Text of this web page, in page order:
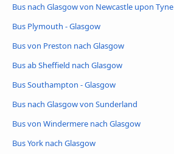
Bus nach Glasgow von Newcastle upon Tyne
Bus Plymouth - Glasgow
Bus von Preston nach Glasgow
Bus ab Sheffield nach Glasgow
Bus Southampton - Glasgow
Bus nach Glasgow von Sunderland
Bus von Windermere nach Glasgow
Bus York nach Glasgow